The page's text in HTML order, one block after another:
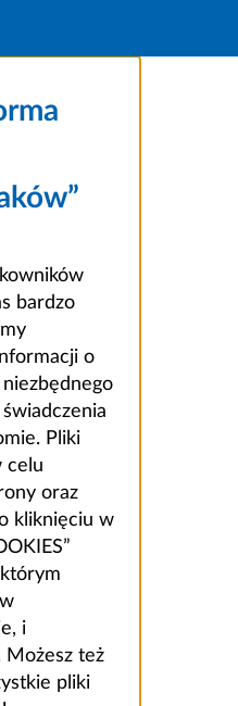
bardzo
o
Pliki
celu
oraz
kliknięciu w
i
Możesz też
pliki